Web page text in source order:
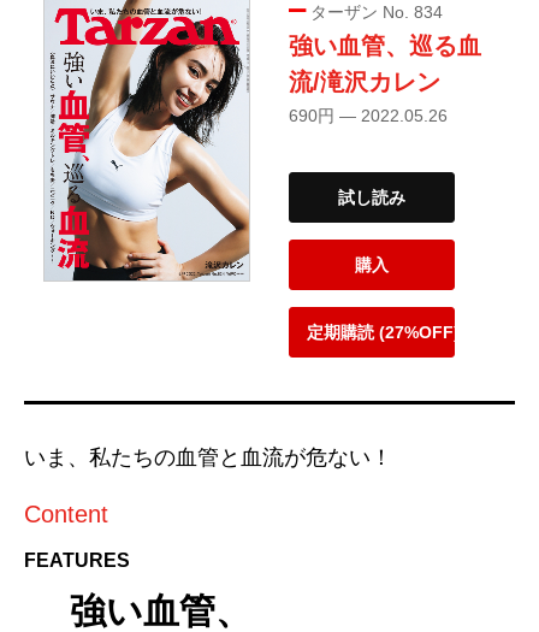
ターザン No. 834
強い血管、巡る血
流/滝沢カレン
690円 — 2022.05.26
試し読み
購入
定期購読 (27%OFF)
いま、私たちの血管と血流が危ない！
Content
FEATURES
強い血管、